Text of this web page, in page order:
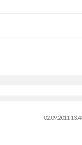
02.09.2011